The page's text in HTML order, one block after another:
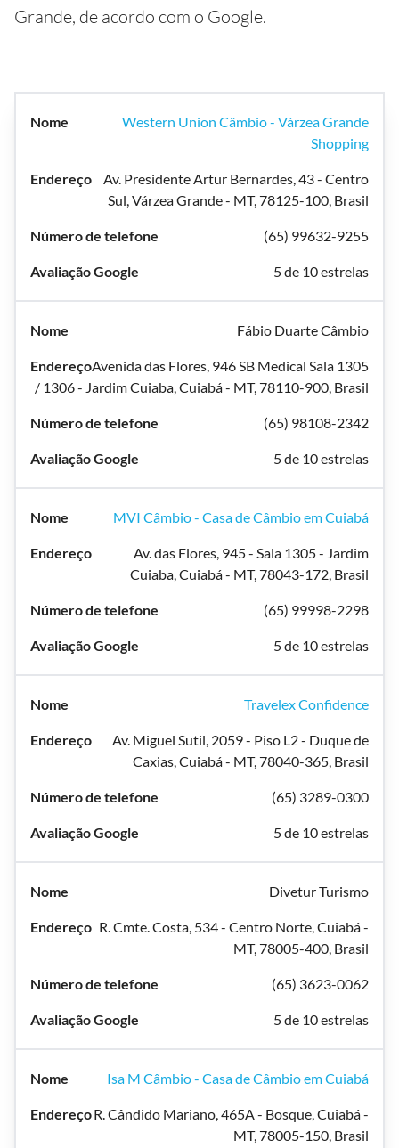
Grande, de acordo com o Google.
Western Union Câmbio - Várzea Grande
Shopping
Av. Presidente Artur Bernardes, 43 - Centro
Sul, Várzea Grande - MT, 78125-100, Brasil
(65) 99632-9255
5 de 10 estrelas
Fábio Duarte Câmbio
Avenida das Flores, 946 SB Medical Sala 1305
/ 1306 - Jardim Cuiaba, Cuiabá - MT, 78110-900, Brasil
(65) 98108-2342
5 de 10 estrelas
MVI Câmbio - Casa de Câmbio em Cuiabá
Av. das Flores, 945 - Sala 1305 - Jardim
Cuiaba, Cuiabá - MT, 78043-172, Brasil
(65) 99998-2298
5 de 10 estrelas
Travelex Confidence
Av. Miguel Sutil, 2059 - Piso L2 - Duque de
Caxias, Cuiabá - MT, 78040-365, Brasil
(65) 3289-0300
5 de 10 estrelas
Divetur Turismo
R. Cmte. Costa, 534 - Centro Norte, Cuiabá -
MT, 78005-400, Brasil
(65) 3623-0062
5 de 10 estrelas
Isa M Câmbio - Casa de Câmbio em Cuiabá
R. Cândido Mariano, 465A - Bosque, Cuiabá -
MT, 78005-150, Brasil